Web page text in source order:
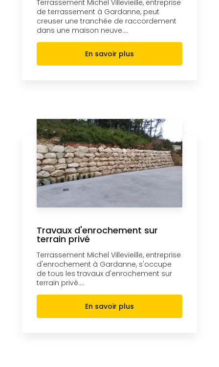
Terrassement Michel Villevieille, entreprise
de terrassement à Gardanne, peut
creuser une tranchée de raccordement
dans une maison neuve....
En savoir plus
Travaux d'enrochement sur
terrain privé
Terrassement Michel Villevieille, entreprise
d'enrochement à Gardanne, s'occupe
de tous les travaux d'enrochement sur
terrain privé....
En savoir plus